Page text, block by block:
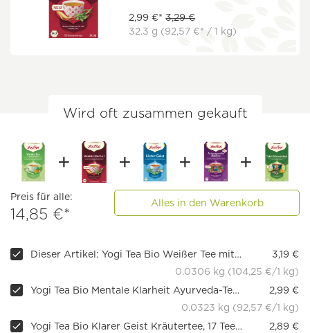
2,99 €* 3,29 €
32.3 g (92,57 €* / 1 kg)
Wird oft zusammen gekauft
Preis für alle:
14,85 €*
Alles in den Warenkorb
Dieser Artikel: Yogi Tea Bio Weißer Tee mit Aloe Vera, 17 Teebeutel
3,19 €
0.0306 kg (104,25 €/1 kg)
Yogi Tea Bio Mentale Klarheit Ayurveda-Tee, 17 Beutel
2,99 €
0.0323 kg (92,57 €/1 kg)
Yogi Tea Bio Klarer Geist Kräutertee, 17 Teebeutel
2,89 €